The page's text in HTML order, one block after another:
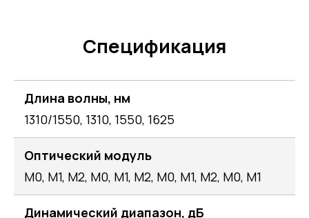
Спецификация
Длина волны, нм
1310/1550, 1310, 1550, 1625
Оптический модуль
М0, М1, М2, М0, М1, М2, М0, М1, М2, М0, М1
Динамический диапазон, дБ